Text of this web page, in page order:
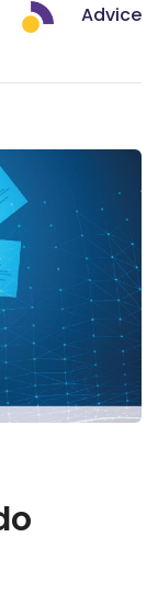
Advice